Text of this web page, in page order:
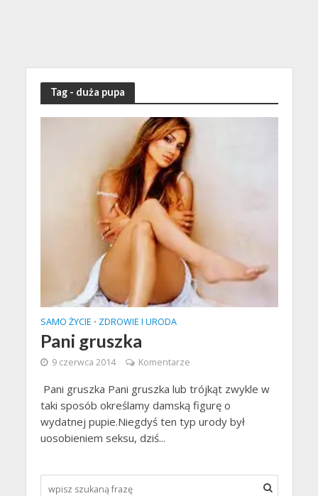
Tag - duża pupa
SAMO ŻYCIE • ZDROWIE I URODA
Pani gruszka
9 czerwca 2014 Komentarze
Pani gruszka Pani gruszka lub trójkąt zwykle w
taki sposób określamy damską figurę o
wydatnej pupie.Niegdyś ten typ urody był
uosobieniem seksu, dziś...